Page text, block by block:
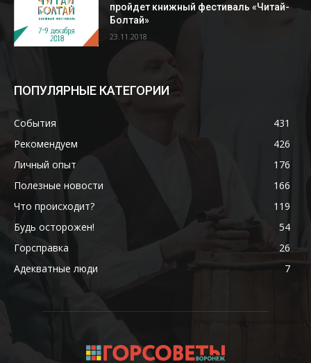
пройдет книжный фестиваль «Читай-
Болтай»
23.11.2018
ПОПУЛЯРНЫЕ КАТЕГОРИИ
События
431
Рекомендуем
426
Личный опыт
176
Полезные новости
166
Что происходит?
119
Будь осторожен!
54
Горсправка
26
Адекватные люди
7